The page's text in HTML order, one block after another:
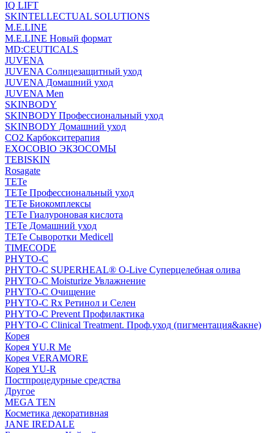
IQ LIFT
SKINTELLECTUAL SOLUTIONS
M.E.LINE
M.E.LINE Новый формат
MD:CEUTICALS
JUVENA
JUVENA Солнцезащитный уход
JUVENA Домашний уход
JUVENA Men
SKINBODY
SKINBODY Профессиональный уход
SKINBODY Домашний уход
CO2 Карбокситерапия
EXOCOBIO ЭКЗОСОМЫ
TEBISKIN
Rosagate
TETe
TETe Профессиональный уход
TETe Биокомплексы
TETe Гиалуроновая кислота
TETe Домашний уход
TETe Сыворотки Medicell
TIMECODE
PHYTO-C
PHYTO-C SUPERHEAL® O-Live Суперцелебная олива
PHYTO-C Moisturize Увлажнение
PHYTO-C Очищение
PHYTO-C Rx Ретинол и Селен
PHYTO-C Prevent Профилактика
PHYTO-C Clinical Treatment. Проф.уход (пигментация&акне)
Корея
Корея YU.R Me
Корея VERAMORE
Корея YU-R
Постпроцедурные средства
Другое
MEGA TEN
Косметика декоративная
JANE IREDALE